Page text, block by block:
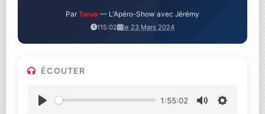
Par Tarus — L'Apéro-Show avec Jérémy
115:02 le 23 Mars 2024
ÉCOUTER
1:55:02